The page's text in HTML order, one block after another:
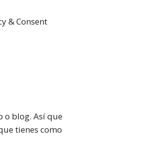
& Consent
o blog. Así que
tienes como